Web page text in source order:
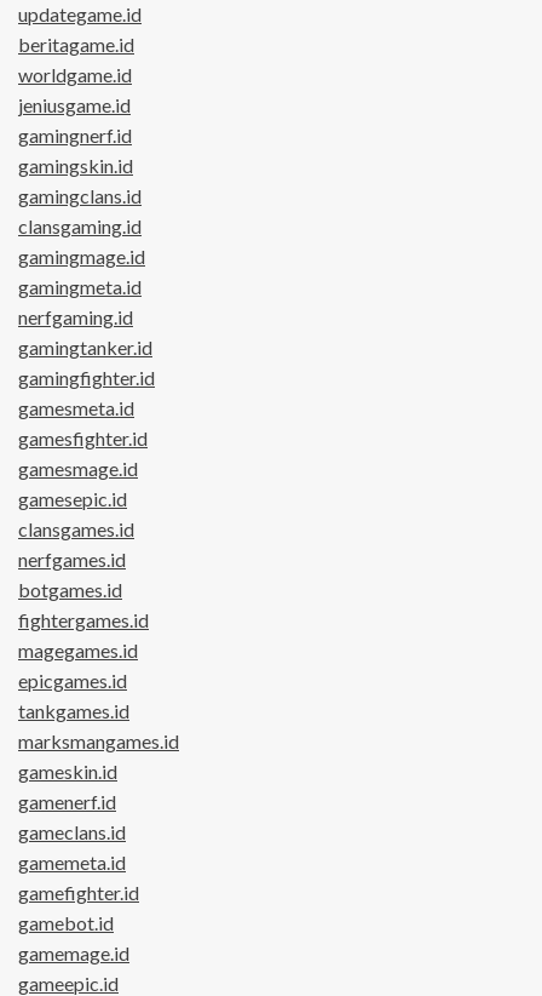
updategame.id
beritagame.id
worldgame.id
jeniusgame.id
gamingnerf.id
gamingskin.id
gamingclans.id
clansgaming.id
gamingmage.id
gamingmeta.id
nerfgaming.id
gamingtanker.id
gamingfighter.id
gamesmeta.id
gamesfighter.id
gamesmage.id
gamesepic.id
clansgames.id
nerfgames.id
botgames.id
fightergames.id
magegames.id
epicgames.id
tankgames.id
marksmangames.id
gameskin.id
gamenerf.id
gameclans.id
gamemeta.id
gamefighter.id
gamebot.id
gamemage.id
gameepic.id